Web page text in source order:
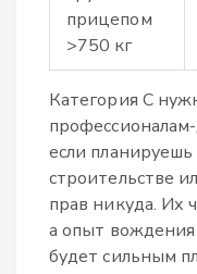
прицепом
>750 кг
Категория C
если
строительстве
прав никуда. Их
а опыт
будет сильным